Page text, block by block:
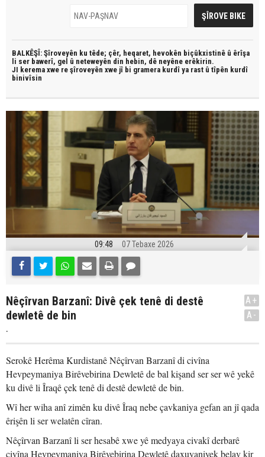
BALKÊŞÎ: Şîroveyên ku têde; çêr, heqaret, hevokên biçûkxistinê û êrîşa
li ser bawerî, gel û neteweyên din hebin, dê neyêne erêkirin.
JI kerema xwe re şîroveyên xwe jî bi gramera kurdî ya rast û tîpên kurdî
binivîsin
09:48 07 Tebaxe 2026
Nêçîrvan Barzanî: Divê çek tenê di destê
dewletê de bin
.
A+
A-
Serokê Herêma Kurdistanê Nêçîrvan Barzanî di civîna
Hevpeymaniya Birêvebirina Dewletê de bal kişand ser ser wê yekê
ku divê li Îraqê çek tenê di destê dewletê de bin.
Wî her wiha anî zimên ku divê Îraq nebe çavkaniya gefan an jî qada
êrişên li ser welatên cîran.
Nêçîrvan Barzanî li ser hesabê xwe yê medyaya civakî derbarê
civîna Hevpeymaniya Birêvebirina Dewletê daxuyaniyek belav kir